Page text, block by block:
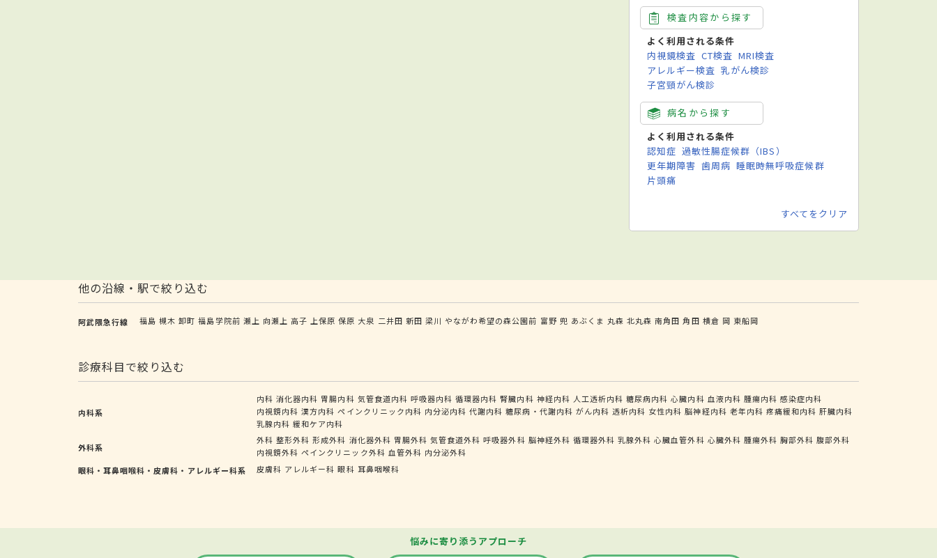
検査内容から探す
よく利用される条件
内視鏡検査 CT検査 MRI検査
アレルギー検査 乳がん検診
子宮頸がん検診
病名から探す
よく利用される条件
認知症 過敏性腸症候群（IBS）
更年期障害 歯周病 睡眠時無呼吸症候群
片頭痛
すべてをクリア
他の沿線・駅で絞り込む
阿武隈急行線 福島 槻木 卸町 福島学院前 瀬上 向瀬上 高子 上保原 保原 大泉 二井田 新田 梁川 やながわ希望の森公園前 富野 兜 あぶくま 丸森 北丸森 南角田 角田 横倉 岡 東船岡
診療科目で絞り込む
内科系
内科 消化器内科 胃腸内科 気管食道内科 呼吸器内科 循環器内科 腎臓内科 神経内科 人工透析内科 糖尿病内科 心臓内科 血液内科 腫瘍内科 感染症内科
内視鏡内科 漢方内科 ペインクリニック内科 内分泌内科 代謝内科 糖尿病・代謝内科 がん内科 透析内科 女性内科 脳神経内科 老年内科 疼痛緩和内科 肝臓内科
乳腺内科 緩和ケア内科
外科系
外科 整形外科 形成外科 消化器外科 胃腸外科 気管食道外科 呼吸器外科 脳神経外科 循環器外科 乳腺外科 心臓血管外科 心臓外科 腫瘍外科 胸部外科 腹部外科
内視鏡外科 ペインクリニック外科 血管外科 内分泌外科
眼科・耳鼻咽喉科・皮膚科・アレルギー科系
皮膚科 アレルギー科 眼科 耳鼻咽喉科
悩みに寄り添うアプローチ